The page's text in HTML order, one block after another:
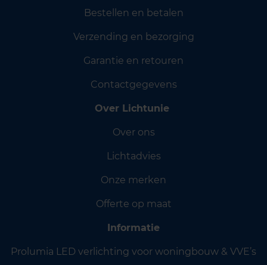
Bestellen en betalen
Verzending en bezorging
Garantie en retouren
Contactgegevens
Over Lichtunie
Over ons
Lichtadvies
Onze merken
Offerte op maat
Informatie
Prolumia LED verlichting voor woningbouw & VVE’s